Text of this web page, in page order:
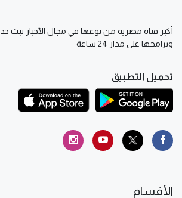
أكبر قناة مصرية من نوعها في مجال الأخبار تبث
وبرامجها على مدار 24 ساعة
تحميل التطبيق
الأقسام